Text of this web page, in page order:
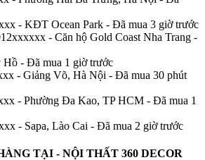
- KĐT Ocean Park - Đã mua 3 giờ trước
- Căn hộ Gold Coast Nha Trang -
Hồ - Đã mua 1 giờ trước
- Giảng Võ, Hà Nội - Đã mua 30 phút
- Phường Đa Kao, TP HCM - Đã mua 1
- Sapa, Lào Cai - Đã mua 2 giờ trước
TẠI - NỘI THẤT 360 DECOR